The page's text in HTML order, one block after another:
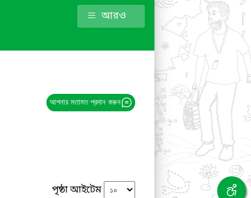
আরও
আপনার মতামত প্রদান করুন
পৃষ্ঠা আইটেম